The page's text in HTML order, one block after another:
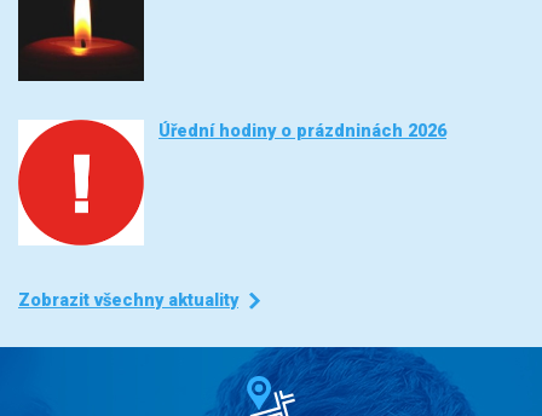
Úřední hodiny o prázdninách 2026
Zobrazit všechny aktuality